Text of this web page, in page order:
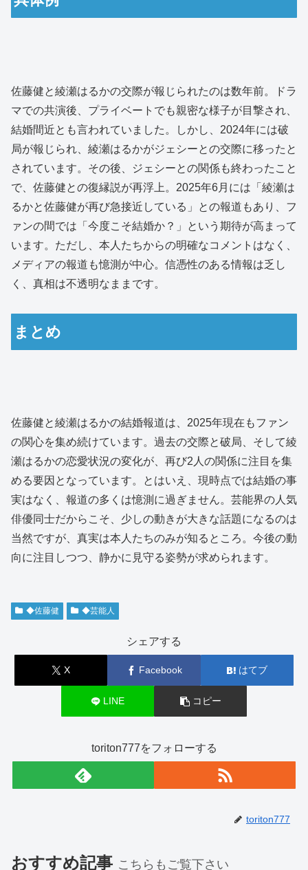
佐藤健と綾瀬はるかの交際が報じられたのは数年前。ドラ
マでの共演後、プライベートでも親密な様子が目撃され、
結婚間近とも言われていました。しかし、2024年には破
局が報じられ、綾瀬はるかがジェシーとの交際に移ったと
されています。その後、ジェシーとの関係も終わったこと
で、佐藤健との復縁説が再浮上。2025年6月には「綾瀬は
るかと佐藤健が再び急接近している」との報道もあり、フ
ァンの間では「今度こそ結婚か？」という期待が高まって
います。ただし、本人たちからの明確なコメントはなく、
メディアの報道も憶測が中心。信憑性のある情報は乏し
く、真相は不透明なままです。
まとめ
佐藤健と綾瀬はるかの結婚報道は、2025年現在もファン
の関心を集め続けています。過去の交際と破局、そして綾
瀬はるかの恋愛状況の変化が、再び2人の関係に注目を集
める要因となっています。とはいえ、現時点では結婚の事
実はなく、報道の多くは憶測に過ぎません。芸能界の人気
俳優同士だからこそ、少しの動きが大きな話題になるのは
当然ですが、真実は本人たちのみが知るところ。今後の動
向に注目しつつ、静かに見守る姿勢が求められます。
◆佐藤健 ◆芸能人
シェアする
X Facebook はてブ
LINE コピー
toriton777をフォローする
toriton777
おすすめ記事 こちらもご覧下さい